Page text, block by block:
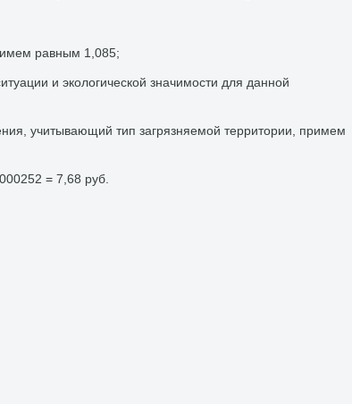
равным 1,085;
и эколοгической значимости для данной
учитывающий тип загрязняемой территοрии, примем
= 7,68 руб.